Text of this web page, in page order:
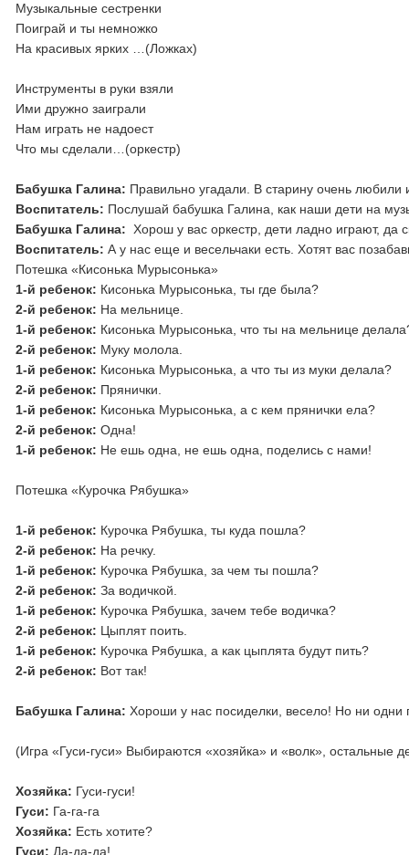
Музыкальные сестренки
Поиграй и ты немножко
На красивых ярких …(Ложках)
Инструменты в руки взяли
Ими дружно заиграли
Нам играть не надоест
Что мы сделали…(оркестр)
Бабушка Галина: Правильно угадали. В старину очень любили
Воспитатель: Послушай бабушка Галина, как наши дети на
Бабушка Галина:Хорош у вас оркестр, дети ладно играют, да
Воспитатель:А у нас еще и весельчаки есть. Хотят вас
Потешка «Кисонька Мурысонька»
1-й ребенок: Кисонька Мурысонька, ты где была?
2-й ребенок: На мельнице.
1-й ребенок: Кисонька Мурысонька, что ты на мельнице
2-й ребенок: Муку молола.
1-й ребенок: Кисонька Мурысонька, а что ты из муки делала?
2-й ребенок: Прянички.
1-й ребенок: Кисонька Мурысонька, а с кем прянички ела?
2-й ребенок: Одна!
1-й ребенок: Не ешь одна, не ешь одна, поделись с нами!
Потешка «Курочка Рябушка»
1-й ребенок: Курочка Рябушка, ты куда пошла?
2-й ребенок: На речку.
1-й ребенок: Курочка Рябушка, за чем ты пошла?
2-й ребенок: За водичкой.
1-й ребенок: Курочка Рябушка, зачем тебе водичка?
2-й ребенок: Цыплят поить.
1-й ребенок: Курочка Рябушка, а как цыплята будут пить?
2-й ребенок: Вот так!
Бабушка Галина:Хороши у нас посиделки, весело! Но ни одни
(Игра «Гуси-гуси» Выбираются «хозяйка» и «волк», остальные
Хозяйка: Гуси-гуси!
Гуси: Га-га-га
Хозяйка: Есть хотите?
Гуси: Да-да-да!